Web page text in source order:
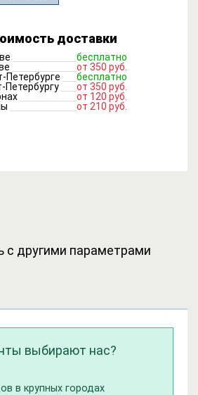
доставки
бесплатно
от 350 руб.
Петербурге
бесплатно
Петербургу
от 350 руб.
от 120 руб.
от 210 руб.
с другими параметрами
выбирают нас?
в крупных городах